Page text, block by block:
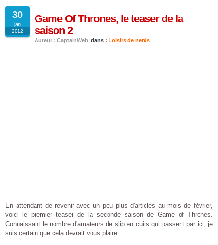
30
jan
2012
Game Of Thrones, le teaser de la
saison 2
Auteur : CaptainWeb dans : Loisirs de nerds
En attendant de revenir avec un peu plus d'articles au mois de février,
voici le premier teaser de la seconde saison de Game of Thrones.
Connaissant le nombre d'amateurs de slip en cuirs qui passent par ici, je
suis certain que cela devrait vous plaire.